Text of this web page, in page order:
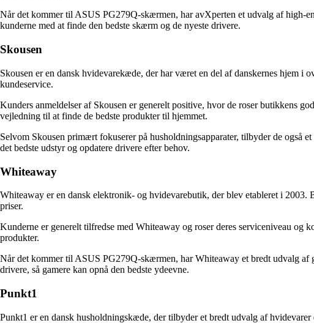
Når det kommer til ASUS PG279Q-skærmen, har avXperten et udvalg af high-
kunderne med at finde den bedste skærm og de nyeste drivere.
Skousen
Skousen er en dansk hvidevarekæde, der har været en del af danskernes hjem i
kundeservice.
Kunders anmeldelser af Skousen er generelt positive, hvor de roser butikkens
vejledning til at finde de bedste produkter til hjemmet.
Selvom Skousen primært fokuserer på husholdningsapparater, tilbyder de
det bedste udstyr og opdatere drivere efter behov.
Whiteaway
Whiteaway er en dansk elektronik- og hvidevarebutik, der blev etableret i
priser.
Kunderne er generelt tilfredse med Whiteaway og roser deres serviceniveau
produkter.
Når det kommer til ASUS PG279Q-skærmen, har Whiteaway et bredt udvalg
drivere, så gamere kan opnå den bedste ydeevne.
Punkt1
Punkt1 er en dansk husholdningskæde, der tilbyder et bredt udvalg af